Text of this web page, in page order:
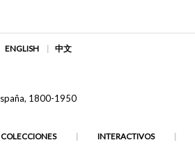
ENGLISH 中文
COLECCIONES INTERACTIVOS